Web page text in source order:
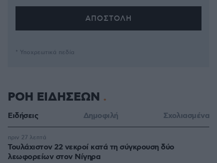
* Υποχρεωτικά πεδία
ΡΟΗ ΕΙΔΗΣΕΩΝ
Ειδήσεις Δημοφιλή Σχολιασμένα
Τουλάχιστον 22 νεκροί κατά τη σύγκρουση δύο
λεωφορείων στον Νίγηρα
πριν 27 λεπτά